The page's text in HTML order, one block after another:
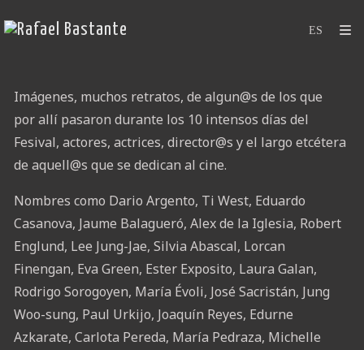
Imágenes, muchos retratos, de algun@s de los que
por allí pasaron durante los 10 intensos días del
Fesival, actores, actrices, director@s y el largo etcétera
de aquell@s que se dedican al cine.
Nombres como Dario Argento, Ti West, Eduardo
Casanova, Jaume Balagueró, Alex de la Iglesia, Robert
Englund, Lee Jung-Jae, Silvia Abascal, Lorcan
Finengan, Eva Green, Ester Exposito, Laura Galan,
Rodrigo Sorogoyen, María Évoli, José Sacristán, Jung
Woo-sung, Paul Urkijo, Joaquín Reyes, Edurne
Azkarate, Carlota Pereda, María Pedraza, Michelle